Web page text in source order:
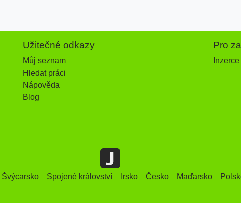
Užitečné odkazy
Můj seznam
Hledat práci
Nápověda
Blog
Pro
Švýcarsko Spojené království Irsko Česko Maďarsko